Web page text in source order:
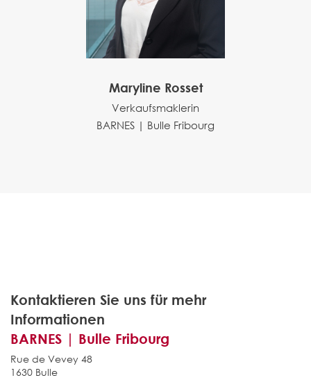
Maryline Rosset
Verkaufsmaklerin
BARNES | Bulle Fribourg
Kontaktieren Sie uns für mehr
Informationen
BARNES | Bulle Fribourg
Rue de Vevey 48
1630 Bulle